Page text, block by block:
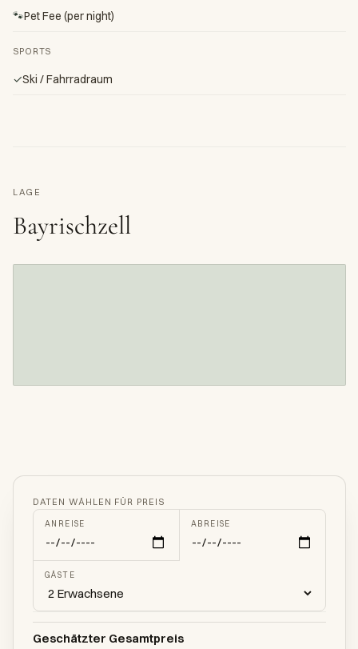
🐾Pet Fee (per night)
SPORTS
✓Ski / Fahrradraum
LAGE
Bayrischzell
DATEN WÄHLEN FÜR PREIS
ANREISE ABREISE
GÄSTE
Geschätzter Gesamtpreis